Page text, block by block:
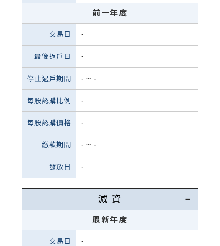
前一年度
-
-
- ~ -
-
-
- ~ -
-
減 資
最新年度
-